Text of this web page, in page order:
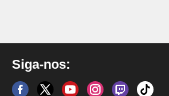
Siga-nos: